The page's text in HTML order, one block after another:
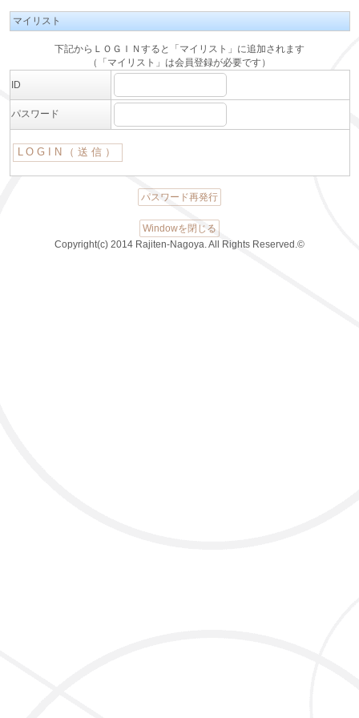
マイリスト
下記からＬＯＧＩＮすると「マイリスト」に追加されます
（「マイリスト」は会員登録が必要です）
ID
パスワード
パスワード再発行
Windowを閉じる
Copyright(c) 2014 Rajiten-Nagoya. All Rights Reserved.©